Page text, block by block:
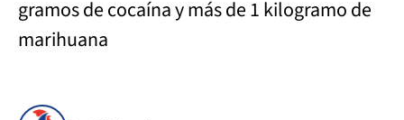
gramos de cocaína y más de 1 kilogramo de
marihuana